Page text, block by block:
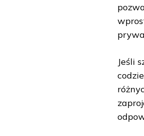
Jeśli